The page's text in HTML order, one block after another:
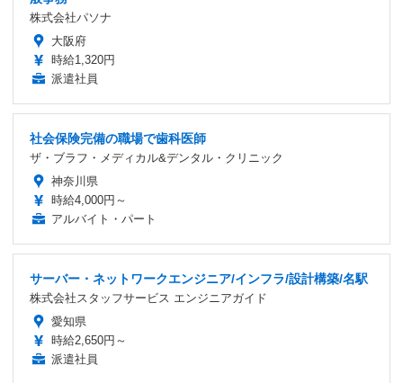
株式会社パソナ
大阪府
時給1,320円
派遣社員
社会保険完備の職場で歯科医師
ザ・ブラフ・メディカル&デンタル・クリニック
神奈川県
時給4,000円～
アルバイト・パート
サーバー・ネットワークエンジニア/インフラ/設計構築/名駅
株式会社スタッフサービス エンジニアガイド
愛知県
時給2,650円～
派遣社員